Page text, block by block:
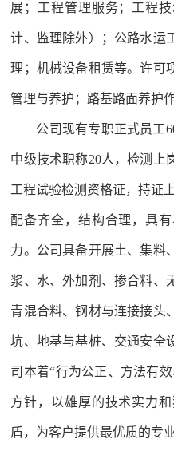
展；工程管理服务；工程
计、监理除外）；公路水运
理；机械设备租赁等。许可
管理与养护；路基路面养护
公司现有专职正式员工
中级技术职称20人，检测上
工程试验检测资格证，持证
配备齐全，结构合理，具
力。公司具备开展土、集料
浆、水、外加剂、掺合料、
青混合料、钢材与连接接头
坑、地基与基桩、交通安全
司本着“行为公正、方法有
方针，以雄厚的技术实力
盾，为客户提供最优质的专